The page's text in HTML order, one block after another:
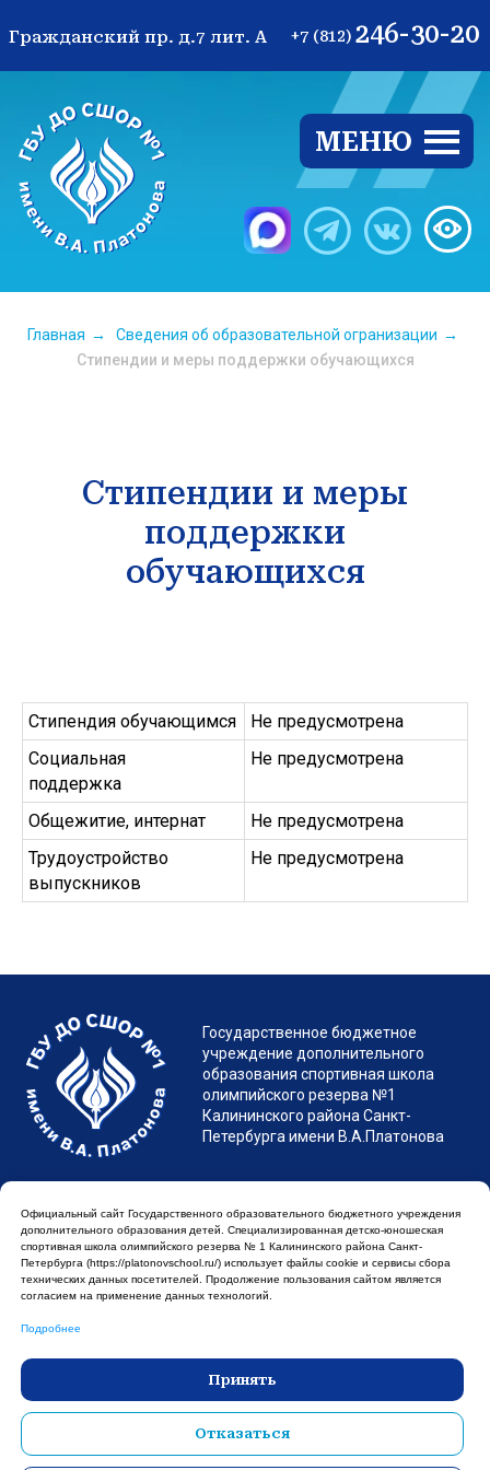
Гражданский пр. д.7 лит. А
Главная → Сведения об образовательной огранизации →
Стипендии и меры поддержки обучающихся
Стипендии и меры
поддержки
обучающихся
Стипендия обучающимся
Не предусмотрена
Социальная
поддержка
Не предусмотрена
Общежитие, интернат
Не предусмотрена
Трудоустройство
выпускников
Не предусмотрена
Официальный сайт Государственного образовательного бюджетного учреждения
дополнительного образования детей. Cпециализированная детско-юношеская
спортивная школа олимпийского резерва № 1 Калининского района Санкт-
Петербурга (https://platonovschool.ru/) использует файлы cookie и сервисы сбора
технических данных посетителей. Продолжение пользования сайтом является
согласием на применение данных технологий.
Подробнее
Принять
Отказаться
Государственное бюджетное
учреждение дополнительного
образования спортивная школа
Петербурга имени В.А.Платонова
spb.platonovschool@yandex.ru
МЕНЮ